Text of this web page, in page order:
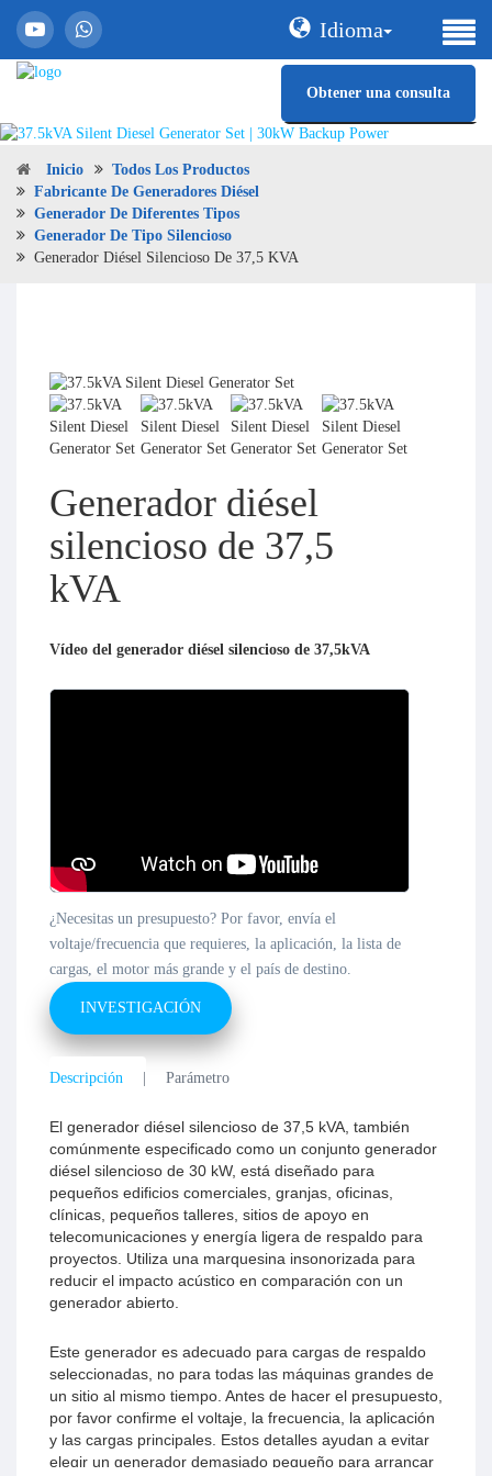
Idioma
Obtener una consulta
Inicio
Todos Los Productos
Fabricante De Generadores Diésel
Generador De Diferentes Tipos
Generador De Tipo Silencioso
Generador Diésel Silencioso De 37,5 KVA
Generador diésel
silencioso de 37,5
kVA
Vídeo del generador diésel silencioso de 37,5kVA
¿Necesitas un presupuesto? Por favor, envía el
voltaje/frecuencia que requieres, la aplicación, la lista de
cargas, el motor más grande y el país de destino.
INVESTIGACIÓN
Descripción Parámetro
El generador diésel silencioso de 37,5 kVA, también
comúnmente especificado como un conjunto generador
diésel silencioso de 30 kW, está diseñado para
pequeños edificios comerciales, granjas, oficinas,
clínicas, pequeños talleres, sitios de apoyo en
telecomunicaciones y energía ligera de respaldo para
proyectos. Utiliza una marquesina insonorizada para
reducir el impacto acústico en comparación con un
generador abierto.
Este generador es adecuado para cargas de respaldo
seleccionadas, no para todas las máquinas grandes de
un sitio al mismo tiempo. Antes de hacer el presupuesto,
por favor confirme el voltaje, la frecuencia, la aplicación
y las cargas principales. Estos detalles ayudan a evitar
elegir un generador demasiado pequeño para arrancar
Conjunto
generador
diésel